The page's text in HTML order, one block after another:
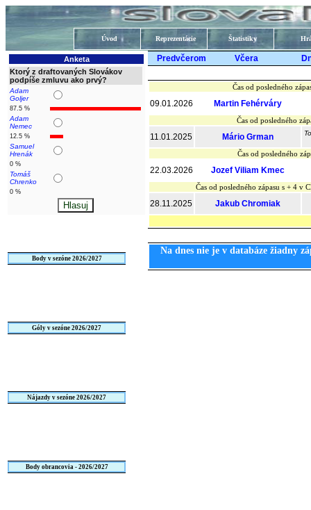
Úvod Reprezentácie Štatistiky
Anketa
Ktorý z draftovaných Slovákov
podpíše zmluvu ako prvý?
Adam
Goljer
87.5 %
Adam
Nemec
12.5 %
Samuel
Hrenák
0 %
Tomáš
Chrenko
0 %
Body v sezóne 2026/2027
Góly v sezóne 2026/2027
Nájazdy v sezóne 2026/2027
Body obrancovia - 2026/2027
Predvčerom Včera
Čas od posledného
09.01.2026 Martin Fehérváry
Čas od posledného
11.01.2025 Mário Grman
Čas od posledného
22.03.2026 Jozef Viliam Kmec
Čas od posledného zápasu s + 4
28.11.2025 Jakub Chromiak
Na dnes nie je v databáze žiadny